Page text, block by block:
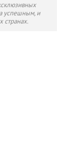
успешным, и
странах.